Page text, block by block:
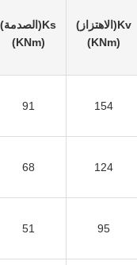
Kv(الاهتزاز)
Ks(الصدمة)
154
91
124
68
95
51